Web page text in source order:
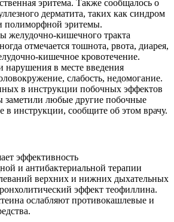
эритема. Также сообщалось о
дерматита, таких как синдром
полиморфной эритемы.
желудочно-кишечного тракта
отмечается тошнота, рвота, диарея,
кишечное кровотечение.
нарушения в месте введения
слабость, недомогание.
в инструкции побочных эффектов
заметили любые другие побочные
в инструкции, сообщите об этом врачу.
эффективность
и антибактериальной терапии
верхних и нижних дыхательных
эффект теофиллина.
ослабляют противокашлевые и